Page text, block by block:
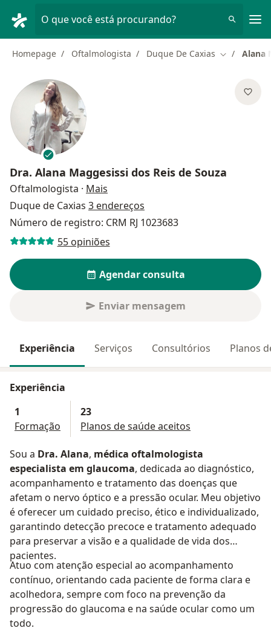
O que você está procurando?
Homepage Oftalmologista Duque De Caxias Mudar de
Alana
Dra. Alana Maggesissi dos Reis de Souza
Oftalmologista · Mais
Duque de Caxias 3 endereços
Número de registro: CRM RJ 1023683
55 opiniões
Agendar consulta
Enviar mensagem
Experiência Serviços Consultórios Planos
Experiência
1
Formação
23
Planos de saúde aceitos
Sou a Dra. Alana, médica oftalmologista
especialista em glaucoma, dedicada ao diagnóstico,
acompanhamento e tratamento das doenças que
afetam o nervo óptico e a pressão ocular. Meu objetivo
é oferecer um cuidado preciso, ético e individualizado,
garantindo detecção precoce e tratamento adequado
para preservar a visão e a qualidade de vida dos
pacientes.
Atuo com atenção especial ao acompanhamento
contínuo, orientando cada paciente de forma clara e
acolhedora, sempre com foco na prevenção da
progressão do glaucoma e na saúde ocular como um
todo.